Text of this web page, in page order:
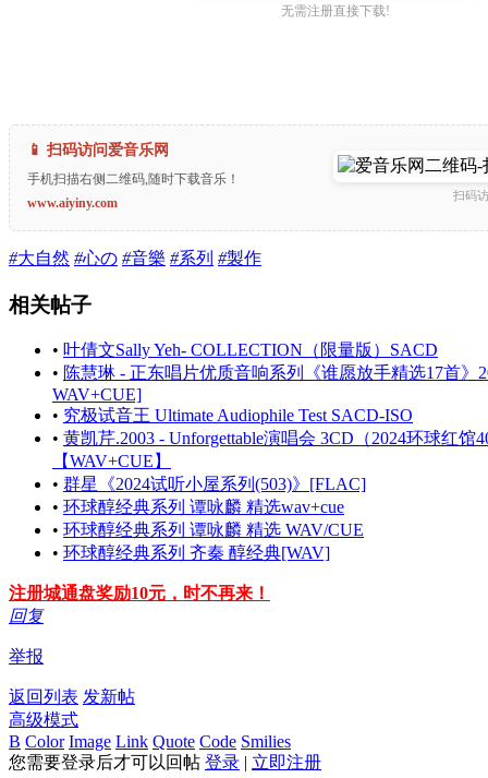
无需注册直接下载!
📱 扫码访问爱音乐网
手机扫描右侧二维码,随时下载音乐！
www.aiyiny.com
扫码
#大自然 #心の #音樂 #系列 #製作
相关帖子
• 叶倩文Sally Yeh‑ COLLECTION（限量版）SACD
• 陈慧琳 - 正东唱片优质音响系列《谁愿放手精选17首》
WAV+CUE]
• 究极试音王 Ultimate Audiophile Test SACD-ISO
• 黄凯芹.2003 - Unforgettable演唱会 3CD（2024环球红馆
【WAV+CUE】
• 群星《2024试听小屋系列(503)》[FLAC]
• 环球醇经典系列 谭咏麟 精选wav+cue
• 环球醇经典系列 谭咏麟 精选 WAV/CUE
• 环球醇经典系列 齐秦 醇经典[WAV]
注册城通盘奖励10元，时不再来！
回复
举报
返回列表 发新帖
高级模式
B Color Image Link Quote Code Smilies
您需要登录后才可以回帖 登录 | 立即注册